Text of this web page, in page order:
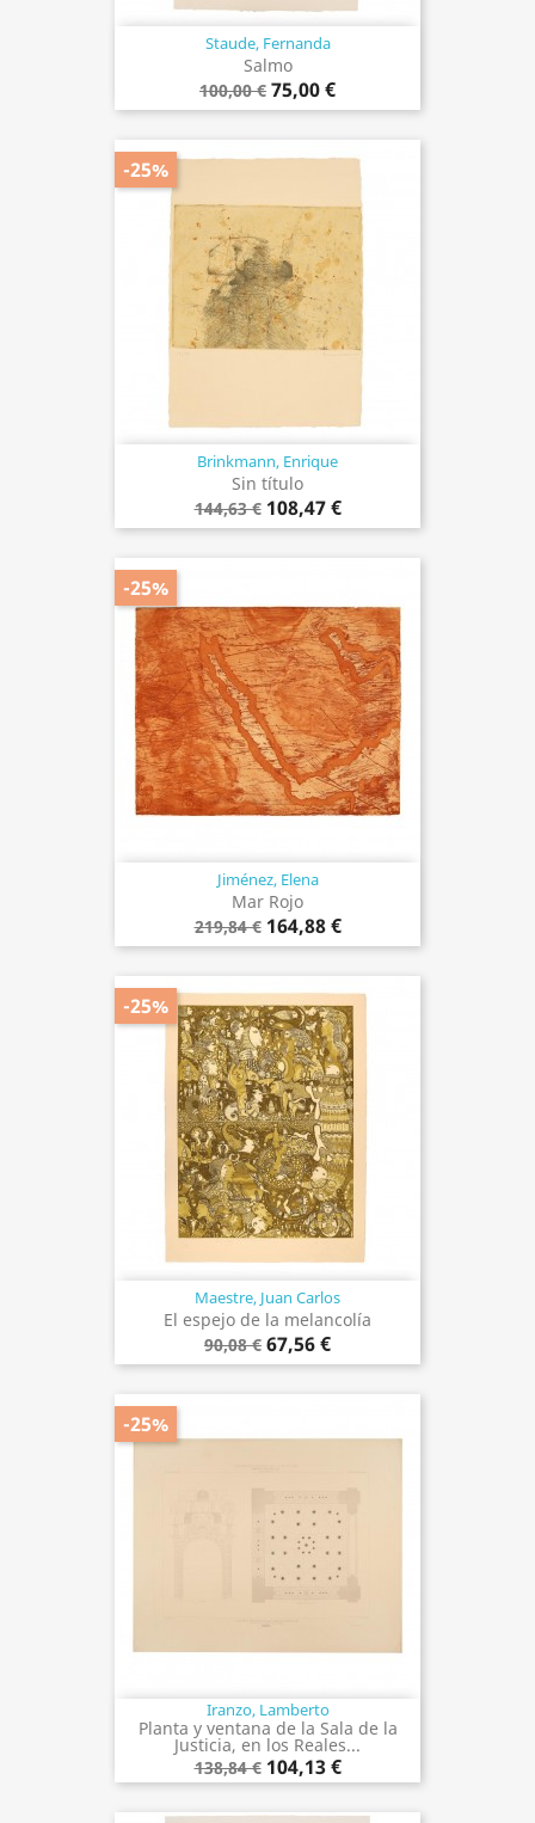
Staude, Fernanda
Salmo
100,00 € 75,00 €
Brinkmann, Enrique
Sin título
144,63 € 108,47 €
-25%
Jiménez, Elena
Mar Rojo
219,84 € 164,88 €
-25%
Maestre, Juan Carlos
El espejo de la melancolía
90,08 € 67,56 €
-25%
Iranzo, Lamberto
Planta y ventana de la Sala de la
Justicia, en los Reales...
138,84 € 104,13 €
-25%